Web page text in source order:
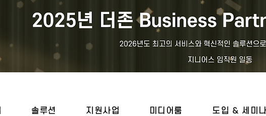
솔루션 지원사업 미디어룸 도입 & 세미